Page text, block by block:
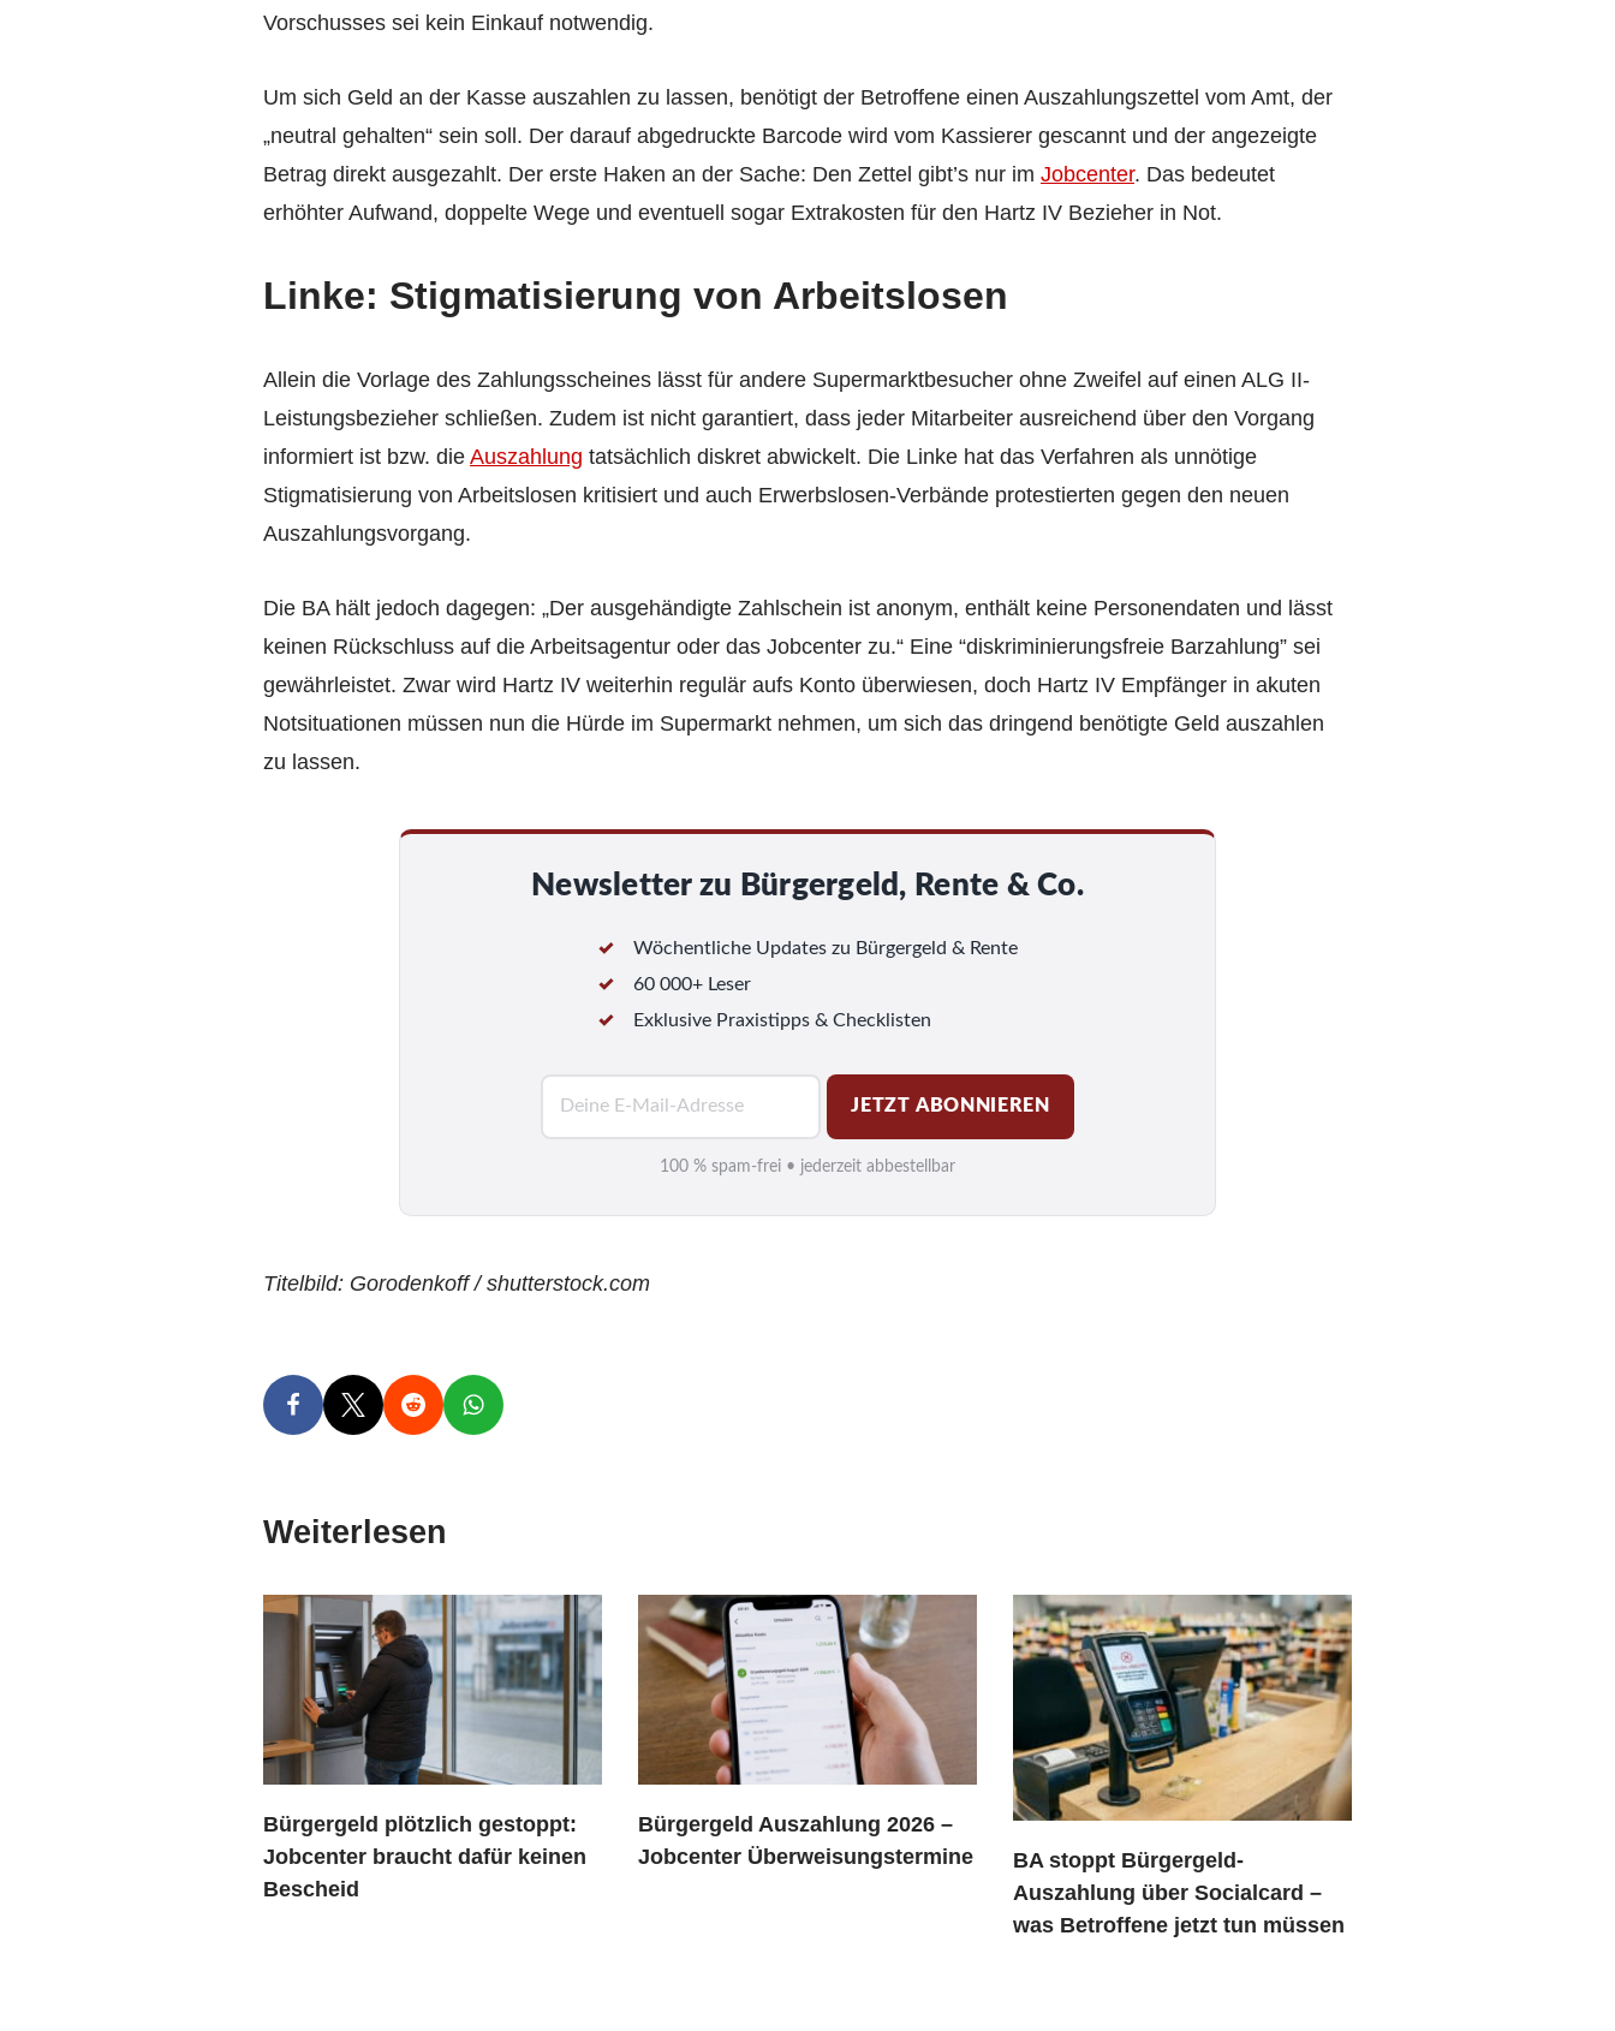
Vorschusses sei kein Einkauf notwendig.
Um sich Geld an der Kasse auszahlen zu lassen, benötigt der Betroffene einen Auszahlungszettel vom Amt, der
„neutral gehalten“ sein soll. Der darauf abgedruckte Barcode wird vom Kassierer gescannt und der angezeigte
Betrag direkt ausgezahlt. Der erste Haken an der Sache: Den Zettel gibt’s nur im Jobcenter. Das bedeutet
erhöhter Aufwand, doppelte Wege und eventuell sogar Extrakosten für den Hartz IV Bezieher in Not.
Linke: Stigmatisierung von Arbeitslosen
Allein die Vorlage des Zahlungsscheines lässt für andere Supermarktbesucher ohne Zweifel auf einen ALG II-
Leistungsbezieher schließen. Zudem ist nicht garantiert, dass jeder Mitarbeiter ausreichend über den Vorgang
informiert ist bzw. die Auszahlung tatsächlich diskret abwickelt. Die Linke hat das Verfahren als unnötige
Stigmatisierung von Arbeitslosen kritisiert und auch Erwerbslosen-Verbände protestierten gegen den neuen
Auszahlungsvorgang.
Die BA hält jedoch dagegen: „Der ausgehändigte Zahlschein ist anonym, enthält keine Personendaten und lässt
keinen Rückschluss auf die Arbeitsagentur oder das Jobcenter zu.“ Eine “diskriminierungsfreie Barzahlung” sei
gewährleistet. Zwar wird Hartz IV weiterhin regulär aufs Konto überwiesen, doch Hartz IV Empfänger in akuten
Notsituationen müssen nun die Hürde im Supermarkt nehmen, um sich das dringend benötigte Geld auszahlen
zu lassen.
Newsletter zu Bürgergeld, Rente & Co.
Wöchentliche Updates zu Bürgergeld & Rente
60 000+ Leser
Exklusive Praxistipps & Checklisten
i
*
JETZT ABONNIEREN
100 % spam-frei • jederzeit abbestellbar
Titelbild: Gorodenkoff / shutterstock.com
Weiterlesen
Bürgergeld plötzlich gestoppt:
Jobcenter braucht dafür keinen
Bescheid
Bürgergeld Auszahlung 2026 –
Jobcenter Überweisungstermine
BA stoppt Bürgergeld-
Auszahlung über Socialcard –
was Betroffene jetzt tun müssen